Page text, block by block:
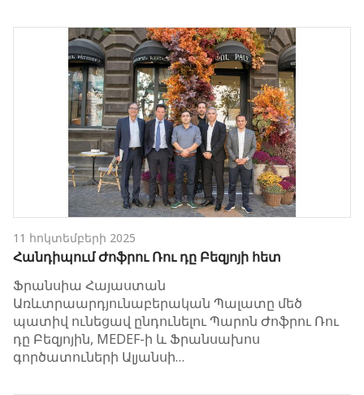
11 հոկտեմբերի 2025
Հանդիպում Ժոֆրու Ռու դը Բեզյոյի հետ
Ֆրանսիա Հայաստան
Առևտրաարդյունաբերական Պալատը մեծ
պատիվ ունեցավ ընդունելու Պարոն Ժոֆրու Ռու
դը Բեզյոյին, MEDEF-ի և Ֆրանսախոս
գործատուների Ալյանսի…